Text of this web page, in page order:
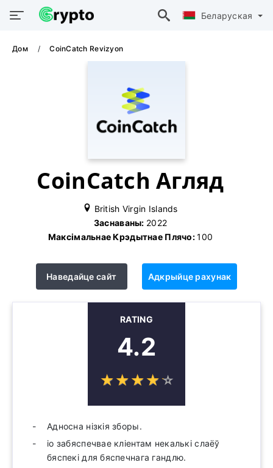
Беларуская
Дом CoinCatch Revizyon
CoinCatch Агляд
British Virgin Islands
Заснаваны: 2022
Максімальнае Крэдытнае Плячо:100
Наведайце сайт Адкрыйце рахунак
RATING
4.2
☆☆☆☆☆
★★★★★
Адносна нізкія зборы.
io забяспечвае кліентам некалькі слаёў
бяспекі для бяспечнага гандлю.